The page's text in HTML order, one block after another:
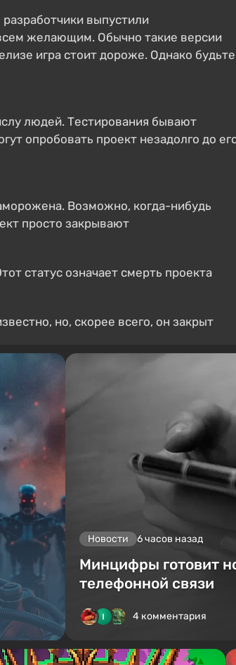
выпустили
желающим. Обычно такие версии
игра стоит дороже. Однако будьте
людей. Тестирования бывают
опробовать проект незадолго до
Возможно, когда-нибудь
просто закрывают
статус означает смерть проекта
но, скорее всего, он закрыт
Новости 6 часов назад
Минцифры готовит
телефонной связи
4 комментария